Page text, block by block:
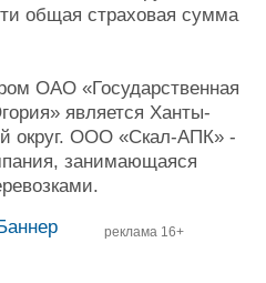
общая страховая сумма
ОАО «Государственная
является Ханты-
округ. ООО «Скал-АПК» -
занимающаяся
реклама 16+